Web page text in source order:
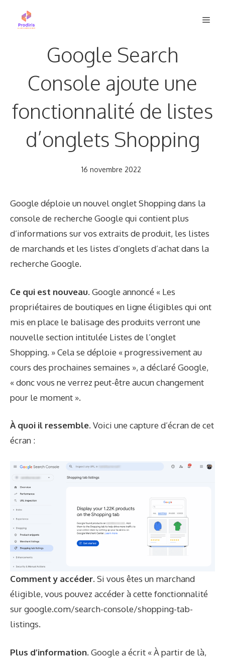
Google Search
Console ajoute une
fonctionnalité de listes
d’onglets Shopping
16 novembre 2022
Google déploie un nouvel onglet Shopping dans la
console de recherche Google qui contient plus
d’informations sur vos extraits de produit, les listes
de marchands et les listes d’onglets d’achat dans la
recherche Google.
Ce qui est nouveau. Google annoncé « Les
propriétaires de boutiques en ligne éligibles qui ont
mis en place le balisage des produits verront une
nouvelle section intitulée Listes de l’onglet
Shopping. » Cela se déploie « progressivement au
cours des prochaines semaines », a déclaré Google,
« donc vous ne verrez peut-être aucun changement
pour le moment ».
À quoi il ressemble. Voici une capture d’écran de cet
écran :
Comment y accéder. Si vous êtes un marchand
éligible, vous pouvez accéder à cette fonctionnalité
surgoogle.com/search-console/shopping-tab-
listings.
Plus d’information. Google a écrit « À partir de là,